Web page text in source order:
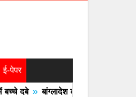
ई-पेपर
» बांग्लादेश का एयरफोर्स का F -7 ट्रेनर